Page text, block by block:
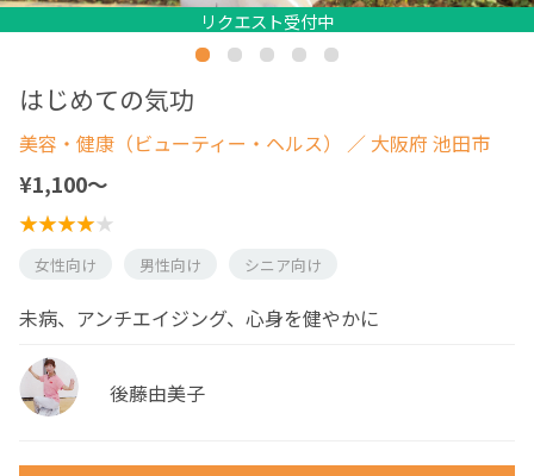
リクエスト受付中
リクエスト受付中
リクエスト受付中
リクエスト受付中
リクエスト受付中
リクエスト受付中
はじめての気功
美容・健康（ビューティー・ヘルス） ／ 大阪府 池田市
¥1,100〜
女性向け 男性向け シニア向け
未病、アンチエイジング、心身を健やかに
後藤由美子